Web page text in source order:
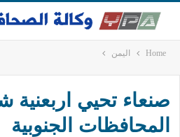
Home اليمن
صنعاء تحيي اربعنية
المحافظات الجنوبية